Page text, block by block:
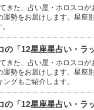
きた、占い屋・ホロスコ
運勢をお届けします。星
の「12星座星占い・ラ
きた、占い屋・ホロスコ
運勢をお届けします。星
グもご紹介します。
の「12星座星占い・ラ